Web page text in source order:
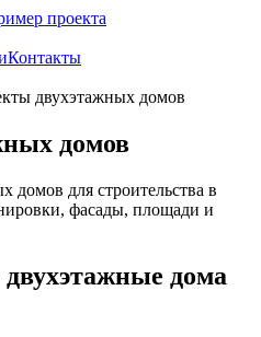
проекта
Контакты
двухэтажных домов
домов
домов для строительства в
фасады, площади и
дома